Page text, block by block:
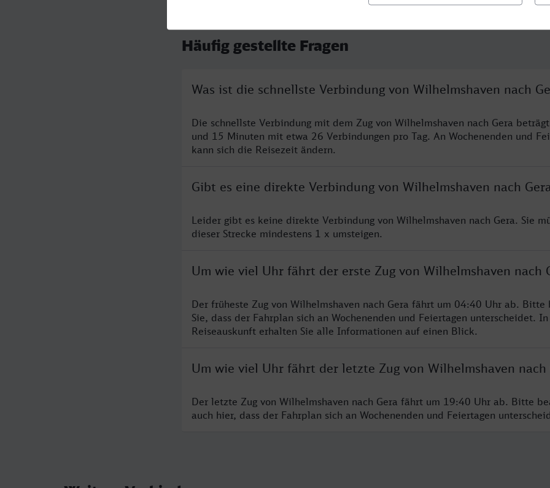
Häufig gestellte Fragen
Was ist die schnellste Verbindung von Wilhelmshaven nach
Die schnellste Verbindung mit dem Zug von Wilhelmshaven nach Gera
und 15 Minuten mit etwa 26 Verbindungen pro Tag. An Wochenenden und
kann sich die Reisezeit ändern.
Gibt es eine direkte Verbindung von Wilhelmshaven nach
Leider gibt es keine direkte Verbindung von Wilhelmshaven nach Gera. Sie
dieser Strecke mindestens 1 x umsteigen.
Um wie viel Uhr fährt der erste Zug von Wilhelmshaven nach
Der früheste Zug von Wilhelmshaven nach Gera fährt um 04:40 Uhr ab. Bitte
Sie, dass der Fahrplan sich an Wochenenden und Feiertagen unterscheidet.
Reiseauskunft erhalten Sie alle Informationen auf einen Blick.
Um wie viel Uhr fährt der letzte Zug von Wilhelmshaven nach
Der letzte Zug von Wilhelmshaven nach Gera fährt um 19:40 Uhr ab. Bitte
auch hier, dass der Fahrplan sich an Wochenenden und Feiertagen